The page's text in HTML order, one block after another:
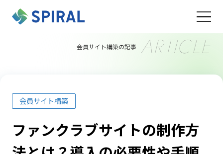
会員サイト構築の記事 ARTICLE
会員サイト構築
ファンクラブサイトの制作方